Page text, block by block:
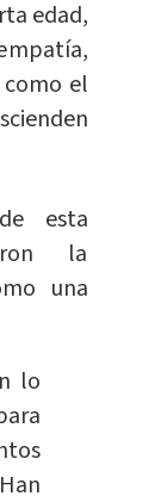
edad,
el
de esta
la
una
lo